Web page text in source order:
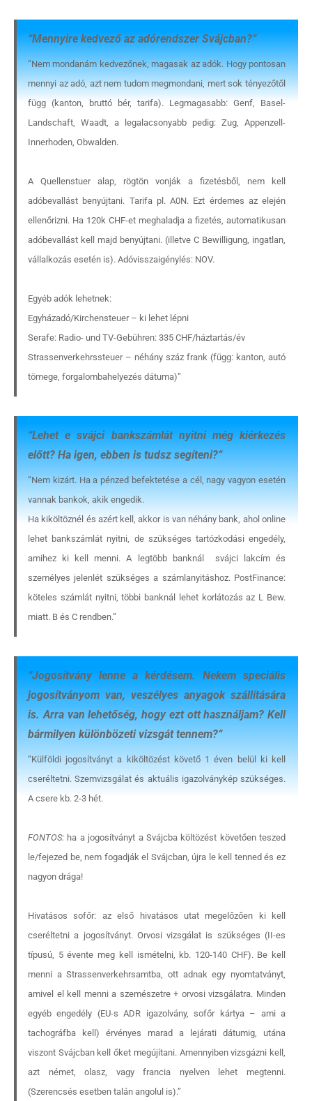
“Mennyire kedvező az adórendszer Svájcban?“
“Nem mondanám kedvezőnek, magasak az adók. Hogy pontosan
mennyi az adó, azt nem tudom megmondani, mert sok tényezőtől
függ (kanton, bruttó bér, tarifa). Legmagasabb: Genf, Basel-
Landschaft, Waadt, a legalacsonyabb pedig: Zug, Appenzell-
Innerhoden, Obwalden.
A Quellenstuer alap, rögtön vonják a fizetésből, nem kell
adóbevallást benyújtani. Tarifa pl. A0N. Ezt érdemes az elején
ellenőrizni. Ha 120k CHF-et meghaladja a fizetés, automatikusan
adóbevallást kell majd benyújtani. (illetve C Bewilligung, ingatlan,
vállalkozás esetén is). Adóvisszaigénylés: NOV.
Egyéb adók lehetnek:
Egyházadó/Kirchensteuer – ki lehet lépni
Serafe: Radio- und TV-Gebühren: 335 CHF/háztartás/év
Strassenverkehrssteuer – néhány száz frank (függ: kanton, autó
tömege, forgalombahelyezés dátuma)”
“Lehet e svájci bankszámlát nyitni még kiérkezés
előtt? Ha igen, ebben is tudsz segíteni?“
“Nem kizárt. Ha a pénzed befektetése a cél, nagy vagyon esetén
vannak bankok, akik engedik.
Ha kiköltöznél és azért kell, akkor is van néhány bank, ahol online
lehet bankszámlát nyitni, de szükséges tartózkodási engedély,
amihez ki kell menni. A legtöbb banknál svájci lakcím és
személyes jelenlét szükséges a számlanyitáshoz. PostFinance:
köteles számlát nyitni, többi banknál lehet korlátozás az L Bew.
miatt. B és C rendben.”
“Jogosítvány lenne a kérdésem. Nekem speciális
jogosítványom van, veszélyes anyagok szállítására
is. Arra van lehetőség, hogy ezt ott használjam? Kell
bármilyen különbözeti vizsgát tennem?“
“Külföldi jogosítványt a kiköltözést követő 1 éven belül ki kell
cseréltetni. Szemvizsgálat és aktuális igazolványkép szükséges.
A csere kb. 2-3 hét.
FONTOS: ha a jogosítványt a Svájcba költözést követően teszed
le/fejezed be, nem fogadják el Svájcban, újra le kell tenned és ez
nagyon drága!
Hivatásos sofőr: az első hivatásos utat megelőzően ki kell
cseréltetni a jogosítványt. Orvosi vizsgálat is szükséges (II-es
típusú, 5 évente meg kell ismételni, kb. 120-140 CHF). Be kell
menni a Strassenverkehrsamtba, ott adnak egy nyomtatványt,
amivel el kell menni a szemészetre + orvosi vizsgálatra. Minden
egyéb engedély (EU-s ADR igazolvány, sofőr kártya – ami a
tachográfba kell) érvényes marad a lejárati dátumig, utána
viszont Svájcban kell őket megújítani. Amennyiben vizsgázni kell,
azt német, olasz, vagy francia nyelven lehet megtenni.
(Szerencsés esetben talán angolul is).”